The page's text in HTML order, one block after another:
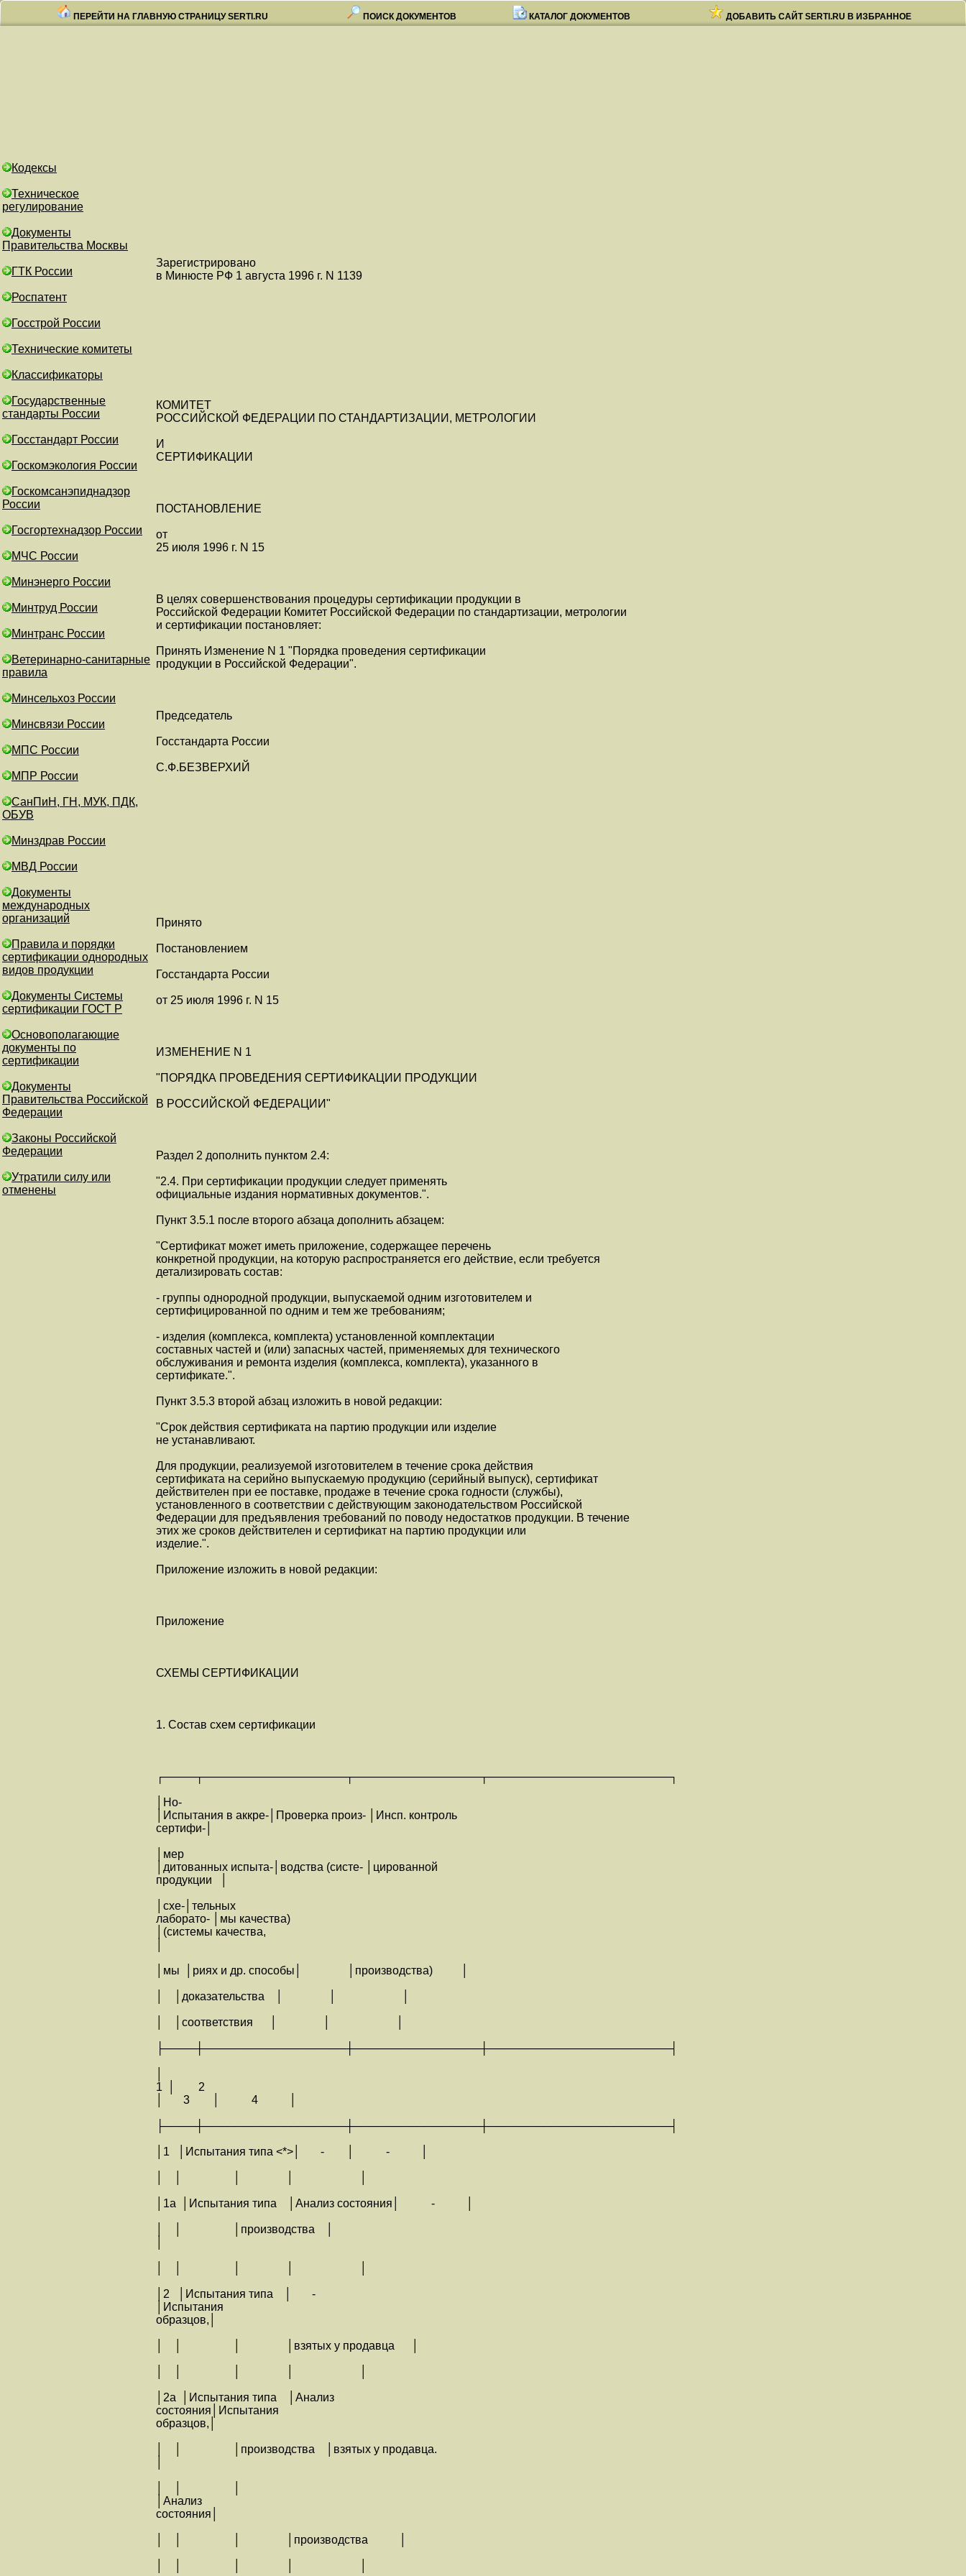
ПЕРЕЙТИ НА ГЛАВНУЮ СТРАНИЦУ SERTI.RU ПОИСК ДОКУМЕНТОВ КАТАЛОГ ДОКУМЕНТОВ ДОБАВИТЬ САЙТ SERTI.RU В ИЗБРАННОЕ
Кодексы
Техническое
регулирование
Документы
Правительства Москвы
ГТК России
Роспатент
Госстрой России
Технические комитеты
Классификаторы
Государственные
стандарты России
Госстандарт России
Госкомэкология России
Госкомсанэпиднадзор
России
Госгортехнадзор России
МЧС России
Минэнерго России
Минтруд России
Минтранс России
Ветеринарно-санитарные
правила
Минсельхоз России
Минсвязи России
МПС России
МПР России
СанПиН, ГН, МУК, ПДК,
ОБУВ
Минздрав России
МВД России
Документы
международных
организаций
Правила и порядки
сертификации однородных
видов продукции
Документы Системы
сертификации ГОСТ Р
Основополагающие
документы по
сертификации
Документы
Правительства Российской
Федерации
Законы Российской
Федерации
Утратили силу или
отменены
Зарегистрировано
в Минюсте РФ 1 августа 1996 г. N 1139
КОМИТЕТ
РОССИЙСКОЙ ФЕДЕРАЦИИ ПО СТАНДАРТИЗАЦИИ, МЕТРОЛОГИИ
И
СЕРТИФИКАЦИИ
ПОСТАНОВЛЕНИЕ
от
25 июля 1996 г. N 15
В целях совершенствования процедуры сертификации продукции в
Российской Федерации Комитет Российской Федерации по стандартизации, метрологии
и сертификации постановляет:
Принять Изменение N 1 "Порядка проведения сертификации
продукции в Российской Федерации".
Председатель
Госстандарта России
С.Ф.БЕЗВЕРХИЙ
Принято
Постановлением
Госстандарта России
от 25 июля 1996 г. N 15
ИЗМЕНЕНИЕ N 1
"ПОРЯДКА ПРОВЕДЕНИЯ СЕРТИФИКАЦИИ ПРОДУКЦИИ
В РОССИЙСКОЙ ФЕДЕРАЦИИ"
Раздел 2 дополнить пунктом 2.4:
"2.4. При сертификации продукции следует применять
официальные издания нормативных документов.".
Пункт 3.5.1 после второго абзаца дополнить абзацем:
"Сертификат может иметь приложение, содержащее перечень
конкретной продукции, на которую распространяется его действие, если требуется
детализировать состав:
- группы однородной продукции, выпускаемой одним изготовителем и
сертифицированной по одним и тем же требованиям;
- изделия (комплекса, комплекта) установленной комплектации
составных частей и (или) запасных частей, применяемых для технического
обслуживания и ремонта изделия (комплекса, комплекта), указанного в
сертификате.".
Пункт 3.5.3 второй абзац изложить в новой редакции:
"Срок действия сертификата на партию продукции или изделие
не устанавливают.
Для продукции, реализуемой изготовителем в течение срока действия
сертификата на серийно выпускаемую продукцию (серийный выпуск), сертификат
действителен при ее поставке, продаже в течение срока годности (службы),
установленного в соответствии с действующим законодательством Российской
Федерации для предъявления требований по поводу недостатков продукции. В течение
этих же сроков действителен и сертификат на партию продукции или
изделие.".
Приложение изложить в новой редакции:
Приложение
СХЕМЫ СЕРТИФИКАЦИИ
1. Состав схем сертификации
┌────┬──────────────────┬────────────────┬───────────────────────┐
│Но-
│Испытания в аккре-│Проверка произ- │Инсп. контроль
сертифи-│
│мер
│дитованных испыта-│водства (систе- │цированной
продукции │
│схе-│тельных
лаборато- │мы качества)
│(системы качества,
│мы │риях и др. способы│ │производства) │
│ │доказательства │ │ │
│ │соответствия │ │ │
├────┼──────────────────┼────────────────┼───────────────────────┤
1 │ 2
│ 3 │ 4 │
├────┼──────────────────┼────────────────┼───────────────────────┤
│1 │Испытания типа <*>│ - │ - │
│1а │Испытания типа │Анализ состояния│ - │
│ │ │производства │
│2 │Испытания типа │ -
│Испытания
образцов,│
│ │ │ │взятых у продавца │
│2а │Испытания типа │Анализ
состояния│Испытания
образцов,│
│ │ │производства │взятых у продавца.
│Анализ
состояния│
│ │ │ │производства │